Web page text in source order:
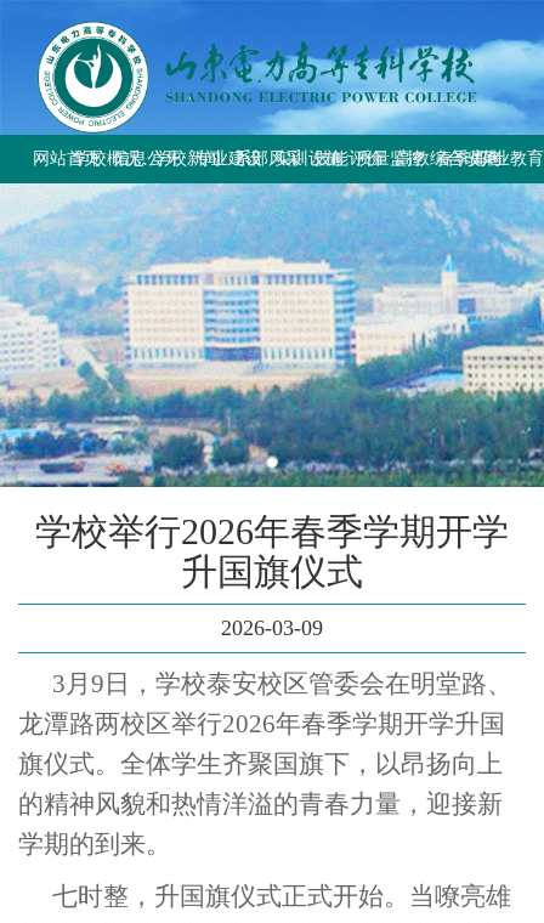
网站首页学校概况
学校简介
学校章程
历史沿革
规章制度
校园风貌
信息公开学校新闻
学校要闻
校园公告
专业建设
专业设置
方案标准建设
教材课程建设
师资队伍建设
实训资源建设
学生技能大赛
系部风采
电气工程系
电气自动化系
动力工程系
计量工程系
信息工程系
基础教学部
实训设施
总体简介
重点实训室
技能评价
工作信息
政策规定
评价计划
证书查询
质量监控
工作动态
规章制度
高教综合改革
教育部与省教
改革工作推
春季高考
上级文件
通知公告
成绩查询
职业教
学校举行2026年春季学期开学
升国旗仪式
2026-03-09
3月9日，学校泰安校区管委会在明堂路、
龙潭路两校区举行2026年春季学期开学升国
旗仪式。全体学生齐聚国旗下，以昂扬向上
的精神风貌和热情洋溢的青春力量，迎接新
学期的到来。
七时整，升国旗仪式正式开始。当嘹亮雄